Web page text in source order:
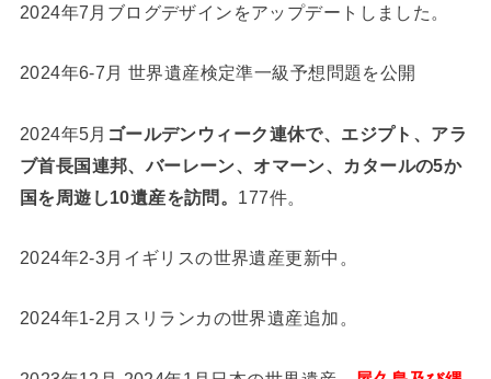
2024年7月ブログデザインをアップデートしました。
2024年6-7月 世界遺産検定準一級予想問題を公開
2024年5月 ゴールデンウィーク連休で、エジプト、アラ
ブ首長国連邦、バーレーン、オマーン、カタールの5か
国を周遊し10遺産を訪問。 177件。
2024年2-3月イギリスの世界遺産更新中。
2024年1-2月スリランカの世界遺産追加。